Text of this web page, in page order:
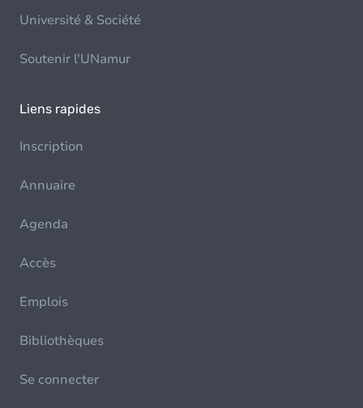
Université & Société
Soutenir l'UNamur
Liens rapides
Inscription
Annuaire
Agenda
Accès
Emplois
Bibliothèques
Se connecter